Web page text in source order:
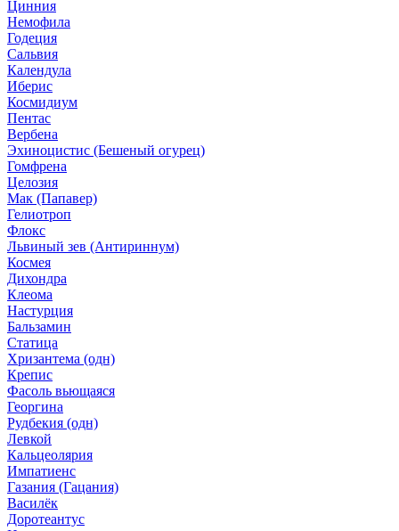
Цинния
Немофила
Годеция
Сальвия
Календула
Иберис
Космидиум
Пентас
Вербена
Эхиноцистис (Бешеный огурец)
Гомфрена
Целозия
Мак (Папавер)
Гелиотроп
Флокс
Львиный зев (Антириннум)
Космея
Дихондра
Клеома
Настурция
Бальзамин
Статица
Хризантема (одн)
Крепис
Фасоль вьющаяся
Георгина
Рудбекия (одн)
Левкой
Кальцеолярия
Импатиенс
Газания (Гацания)
Василёк
Доротеантус